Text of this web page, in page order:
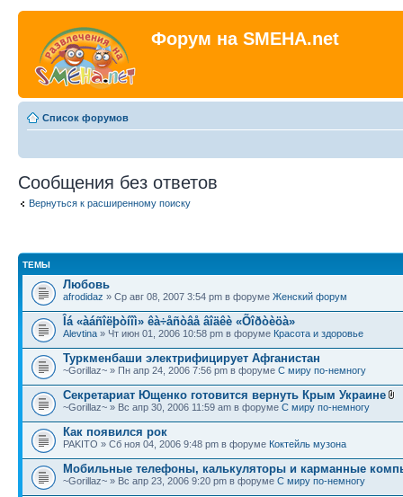
Форум на SMEHA.net
Список форумов
Сообщения без ответов
Вернуться к расширенному поиску
ТЕМЫ
Любовь
afrodidaz » Ср авг 08, 2007 3:54 pm в форуме Женский форум
Îá «àáñîëþòíîì» êà÷åñòâå âîäêè «Õîðòèöà»
Alevtina » Чт июн 01, 2006 10:58 pm в форуме Красота и здоровье
Туркменбаши электрифицирует Афганистан
~Gorillaz~ » Пн апр 24, 2006 7:56 pm в форуме С миру по-немногу
Секретариат Ющенко готовится вернуть Крым Украине
~Gorillaz~ » Вс апр 30, 2006 11:59 am в форуме С миру по-немногу
Как появился рок
PAKITO » Сб ноя 04, 2006 9:48 pm в форуме Коктейль музона
Мобильные телефоны, калькуляторы и карманные
~Gorillaz~ » Вс апр 23, 2006 9:20 pm в форуме С миру по-немногу